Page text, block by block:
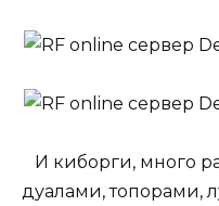
И киборги, много
дуалами, топорами,